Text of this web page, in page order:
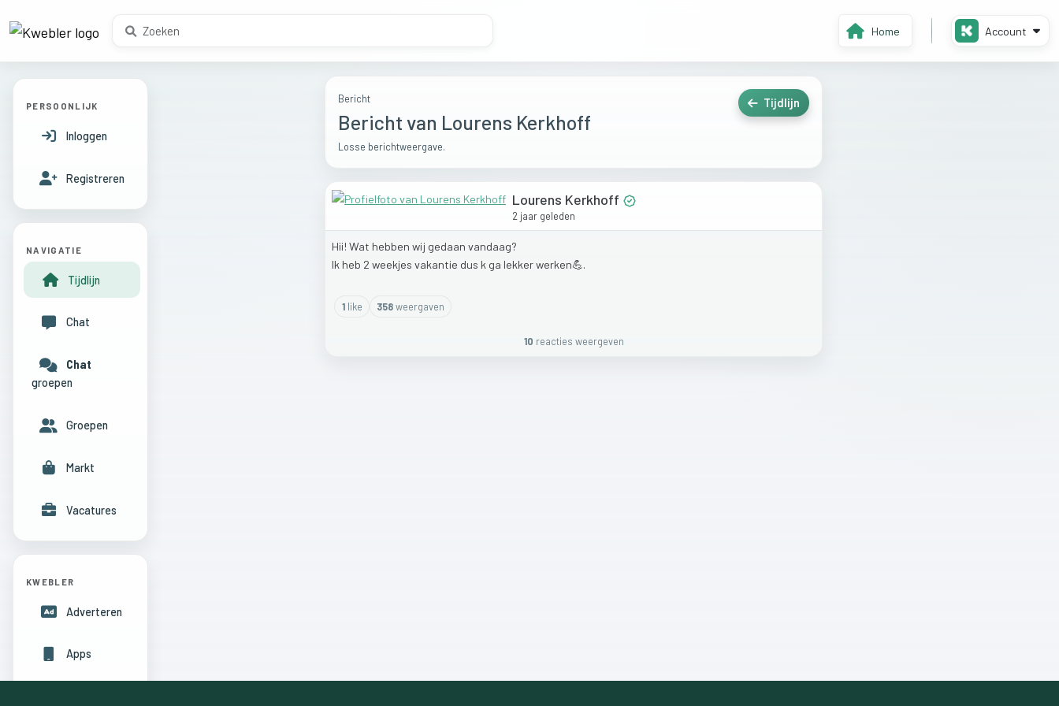
Home Account
Bericht
Bericht van Lourens Kerkhoff
Losse berichtweergave.
Tijdlijn
Lourens Kerkhoff
2 jaar geleden
Hii! Wat hebben wij gedaan vandaag?
Ik heb 2 weekjes vakantie dus k ga lekkerwerken💪.
1like 358weergaven
10 reacties weergeven
PERSOONLIJK
Inloggen
Registreren
NAVIGATIE
Tijdlijn
Chat
Chat
groepen
Groepen
Markt
Vacatures
KWEBLER
Adverteren
Apps